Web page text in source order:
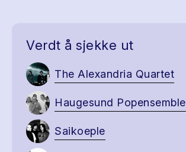
Verdt å sjekke ut
The Alexandria Quartet
Haugesund Popensemble
Saikoeple